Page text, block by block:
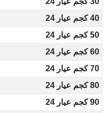
40 كجم عيار 24
50 كجم عيار 24
60 كجم عيار 24
70 كجم عيار 24
80 كجم عيار 24
90 كجم عيار 24